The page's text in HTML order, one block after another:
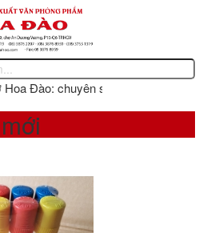
Đào: chuyên sản xuất các sản